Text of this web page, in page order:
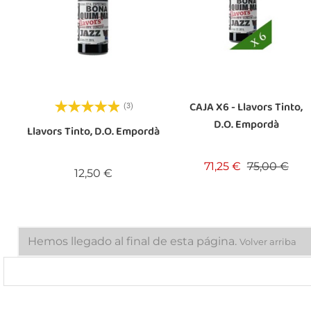
(3)
Llavors Tinto, D.O. Empordà
12,50 €
CAJA X6 - Llavors Tinto,
D.O. Empordà
71,25 € Precio base
75,00 €
Hemos llegado al final de esta página. Volver arriba